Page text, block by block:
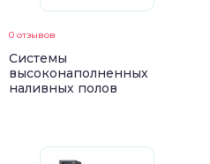
0 отзывов
Системы
высоконаполненных
наливных полов